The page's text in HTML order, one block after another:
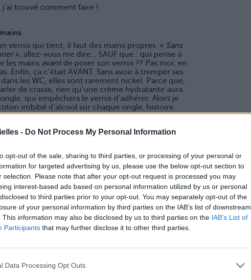
- Do Not Process My Personal Information
opt-out of the sale, sharing to third parties, or processing of your personal or
for targeted advertising by us, please use the below opt-out section to
selection. Please note that after your opt-out request is processed you may
interest-based ads based on personal information utilized by us or personal
to third parties prior to your opt-out. You may separately opt-out of the
of your personal information by third parties on the IAB’s list of downstream
This information may also be disclosed by us to third parties on the IAB’s List of
Participants that may further disclose it to other third parties.
Data Processing Opt Outs
j’ai trouvé comment faire !
vernis qui tient, il faut des mains propres. « Sans
», allez-vous me dire… SAUF que : qui pense à
les mains avantde poser son vernis ?? Pas moi, en
Enfin, ça c’était AVANT. Sans avoir à tremper ses
les WC, elles sont rarement nickel. Parce que,
de crasse, rien qu’une crème hydratante aura
qui empêchera le vernis d’adhérer. Alors je
imbibé d’alcool sur chaque ongle, histoire
au FRIGO ! Et non, ceci n’est pas un bizutage.
altérer la composition du vernis et devinez
collant cracra et qui me fait hurler de colère
trois applications ! Exit le vernis sur l’étagère de
se le dise. Ce qui fait aussi que, si j’ai
la
dont la base. MALHEUR : c’est probablement
autres, quoi). La base est indispensable, non
SURTOUT pour protéger ses petits ongles
fait.